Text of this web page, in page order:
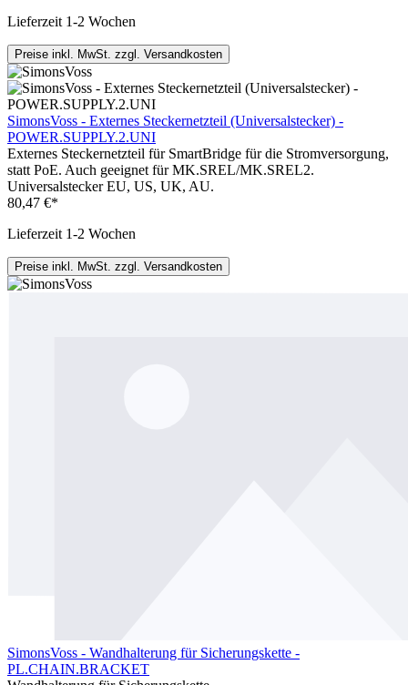
Lieferzeit 1-2 Wochen
Preise inkl. MwSt. zzgl. Versandkosten
SimonsVoss - Externes Steckernetzteil (Universalstecker) -
POWER.SUPPLY.2.UNI
Externes Steckernetzteil für SmartBridge für die Stromversorgung,
statt PoE. Auch geeignet für MK.SREL/MK.SREL2.
Universalstecker EU, US, UK, AU.
80,47 €*
Lieferzeit 1-2 Wochen
Preise inkl. MwSt. zzgl. Versandkosten
SimonsVoss - Wandhalterung für Sicherungskette -
PL.CHAIN.BRACKET